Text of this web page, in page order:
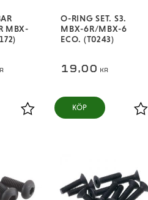
MBX-
Lägg till i favoriter
O-RING SET. S3.
MBX-6R/MBX-6
ECO. (T0243)
19,00 KR
KÖP